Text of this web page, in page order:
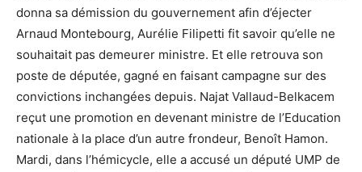
donna sa démission du gouvernement afin d’éjecter
Arnaud Montebourg, Aurélie Filipetti fit savoir qu’elle ne
souhaitait pas demeurer ministre. Et elle retrouva son
poste de députée, gagné en faisant campagne sur des
convictions inchangées depuis. Najat Vallaud-Belkacem
reçut une promotion en devenant ministre de l’Education
nationale à la place d’un autre frondeur, Benoît Hamon.
Mardi, dans l’hémicycle, elle a accusé un député UMP de